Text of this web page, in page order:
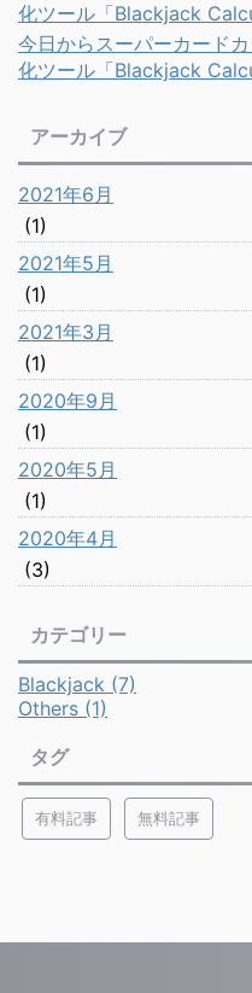
化ツール「Blackjack
今日からスーパーカード
化ツール「Blackjack
アーカイブ
2021年6月
(1)
2021年5月
(1)
2021年3月
(1)
2020年9月
(1)
2020年5月
(1)
2020年4月
(3)
カテゴリー
Blackjack (7)
Others (1)
タグ
有料記事 無料記事